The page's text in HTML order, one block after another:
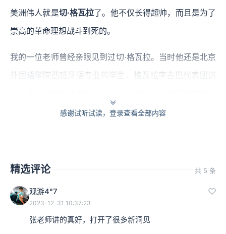
美洲伟人就是切·格瓦拉了。他不仅长得超帅，而且是为了
崇高的革命理想战斗到死的。
我的一位老师曾经亲眼见到过切·格瓦拉。当时他还是北京
外国语学院西班牙语专业的学生，格瓦拉率古巴代表团访
我的老师说，格瓦拉一点儿也没有官架子，很和气，同时
所高校都开始筹建西班牙语专业，以应对国家外交战略的
需要，因为在当时可以预见的是，社会主义革命将在拉丁
感谢试听试读，登录查看全部内容
精选评论 共 5 条
观游4°7
2023-12-31 10:37:23
张老师讲的真好，打开了很多新洞见